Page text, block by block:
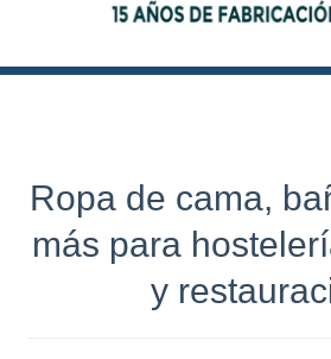
Ropa de cama,
más para
y